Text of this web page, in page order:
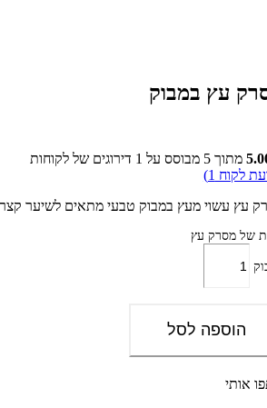
עץ במבוק
מתוך 5 מבוסס על 1 דירוגים של לקוחות
לקוח 1
)
עץ עשוי מעץ במבוק טבעי מתאים לשיער קצר
של מסרק עץ
הוספה לסל
אותי